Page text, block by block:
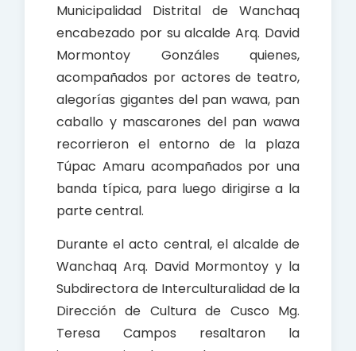
Municipalidad Distrital de Wanchaq
encabezado por su alcalde Arq. David
Mormontoy Gonzáles quienes,
acompañados por actores de teatro,
alegorías gigantes del pan wawa, pan
caballo y mascarones del pan wawa
recorrieron el entorno de la plaza
Túpac Amaru acompañados por una
banda típica, para luego dirigirse a la
parte central.
Durante el acto central, el alcalde de
Wanchaq Arq. David Mormontoy y la
Subdirectora de Interculturalidad de la
Dirección de Cultura de Cusco Mg.
Teresa Campos resaltaron la